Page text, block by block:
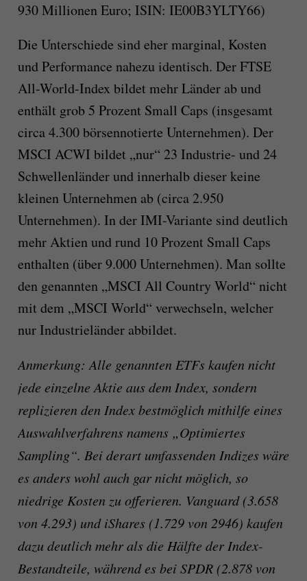
930 Millionen Euro; ISIN: IE00B3YLTY66)
Die Unterschiede sind eher marginal, Kosten
und Performance nahezu identisch. Der FTSE
All-World-Index bildet mehr Länder ab und
enthält grob 5 Prozent Small Caps (insgesamt
circa 4.300 börsennotierte Unternehmen). Der
MSCI ACWI bildet „nur“ 23 Industrie- und 24
Schwellenländer und innerhalb dieser keine
kleinen Unternehmen ab (circa 2.950
Unternehmen). In der IMI-Variante sind deutlich
mehr Aktien und rund 10 Prozent Small Caps
enthalten (über 9.000 Unternehmen). Man sollte
den genannten „MSCI All Country World“ nicht
mit dem „MSCI World“ verwechseln, welcher
nur Industrieländer abbildet.
Anmerkung: Alle genannten ETFs kaufen nicht
jede einzelne Aktie aus dem Index, sondern
replizieren den Index bestmöglich mithilfe eines
Auswahlverfahrens namens „Optimiertes
Sampling“. Bei derart umfassenden Indizes wäre
es anders wohl auch gar nicht möglich, so
niedrige Kosten zu offerieren. Vanguard (3.658
von 4.293) und iShares (1.729 von 2946) kaufen
dazu deutlich mehr als die Hälfte der Index-
Bestandteile, während es bei SPDR (2.878 von